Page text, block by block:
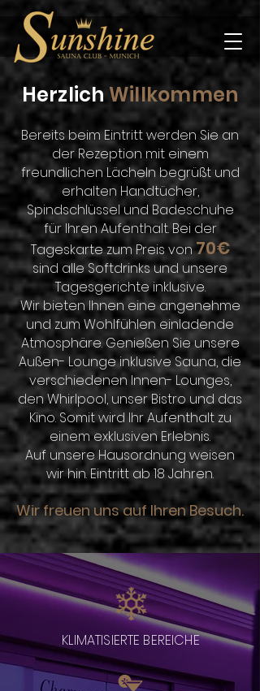
Herzlich Willkommen
Bereits beim Eintritt werden Sie an
der Rezeption mit einem
freundlichen Lächeln begrüßt und
erhalten Handtücher,
Spindschlüssel und Badeschuhe
für Ihren Aufenthalt. Bei der
Tageskarte zum Preis von70€
sind alle Softdrinks und unsere
Tagesgerichte inklusive.
Wir bieten Ihnen eine angenehme
und zum Wohlfühlen einladende
Atmosphäre. Genießen Sie unsere
Außen- Lounge inklusive Sauna, die
verschiedenen Innen- Lounges,
den Whirlpool, unser Bistro und das
Kino. Somit wird Ihr Aufenthalt zu
einem exklusiven Erlebnis.
Auf unsere Hausordnung weisen
wir hin. Eintritt ab 18 Jahren.
Wir freuen uns auf Ihren Besuch.
KLIMATISIERTE BEREICHE